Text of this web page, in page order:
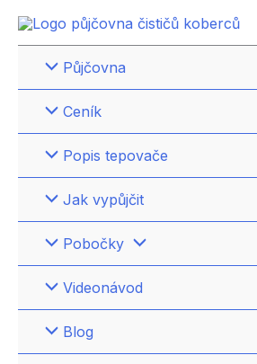
Přeskočit
Půjčovna
Ceník
Popis tepovače
Jak vypůjčit
Pobočky
Videonávod
Blog